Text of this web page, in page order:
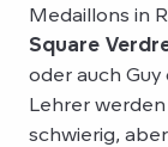
Medaillons in
Square
oder auch
Lehrer
schwierig,